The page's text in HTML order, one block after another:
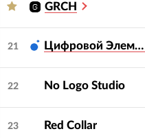
GRCH
21 Цифровой Элемент
22 No Logo Studio
23 Red Collar